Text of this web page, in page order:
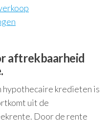
aftrekbaarheid
hypothecaire kredieten is
uit de
Door de rente